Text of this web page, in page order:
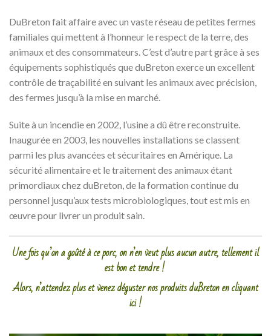
DuBreton fait affaire avec un vaste réseau de petites fermes
familiales qui mettent à l’honneur le respect de la terre, des
animaux et des consommateurs. C’est d’autre part grâce à ses
équipements sophistiqués que duBreton exerce un excellent
contrôle de traçabilité en suivant les animaux avec précision,
des fermes jusqu’à la mise en marché.
Suite à un incendie en 2002, l’usine a dû être reconstruite.
Inaugurée en 2003, les nouvelles installations se classent
parmi les plus avancées et sécuritaires en Amérique. La
sécurité alimentaire et le traitement des animaux étant
primordiaux chez duBreton, de la formation continue du
personnel jusqu’aux tests microbiologiques, tout est mis en
œuvre pour livrer un produit sain.
Une fois qu’on a goûté à ce porc, on n’en veut plus aucun autre, tellement il
est bon et tendre !
Alors, n’attendez plus et venez déguster nos produits duBreton en cliquant
ici !